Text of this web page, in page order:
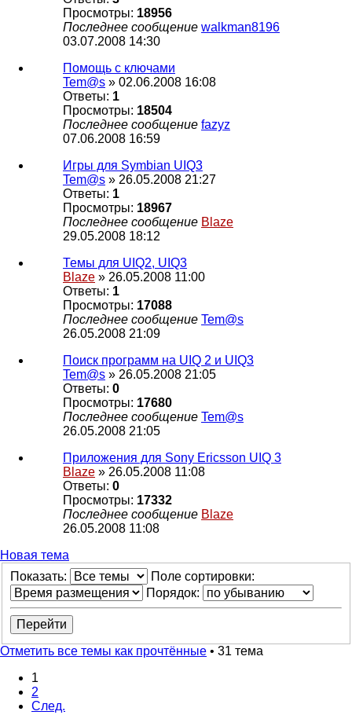
Просмотры: 18956
Последнее сообщение walkman8196
03.07.2008 14:30
Помощь с ключами
Tem@s » 02.06.2008 16:08
Ответы: 1
Просмотры: 18504
Последнее сообщение fazyz
07.06.2008 16:59
Игры для Symbian UIQ3
Tem@s » 26.05.2008 21:27
Ответы: 1
Просмотры: 18967
Последнее сообщение Blaze
29.05.2008 18:12
Темы для UIQ2, UIQ3
Blaze » 26.05.2008 11:00
Ответы: 1
Просмотры: 17088
Последнее сообщение Tem@s
26.05.2008 21:09
Поиск программ на UIQ 2 и UIQ3
Tem@s » 26.05.2008 21:05
Ответы: 0
Просмотры: 17680
Последнее сообщение Tem@s
26.05.2008 21:05
Приложения для Sony Ericsson UIQ 3
Blaze » 26.05.2008 11:08
Ответы: 0
Просмотры: 17332
Последнее сообщение Blaze
26.05.2008 11:08
Новая тема
Показать:
Поле сортировки:
Порядок:
Отметить все темы как прочтённые • 31 тема
1
2
След.